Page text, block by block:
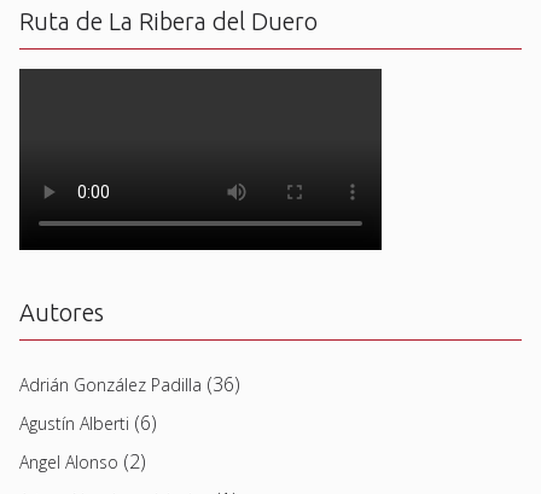
Ruta de La Ribera del Duero
Autores
Adrián González Padilla (36)
Agustín Alberti (6)
Angel Alonso (2)